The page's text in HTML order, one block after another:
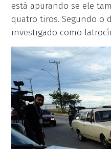
está apurando se ele
quatro tiros. Segundo o
investigado como